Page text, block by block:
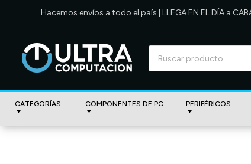
Hacemos envíos a todo el país | LLEGA EN EL DÍA a
CATEGORÍAS COMPONENTES DE PC PERIFÉRICOS